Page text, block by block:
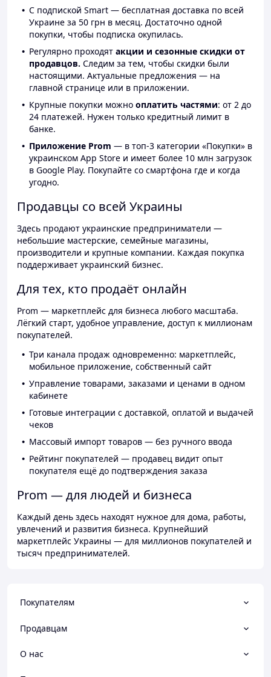
С подпиской Smart — бесплатная доставка по всей
Украине за 50 грн в месяц. Достаточно одной
покупки, чтобы подписка окупилась.
Регулярно проходят акции и сезонные скидки от
продавцов. Следим за тем, чтобы скидки были
настоящими. Актуальные предложения — на
главной странице или в приложении.
Крупные покупки можно оплатить частями: от 2 до
24 платежей. Нужен только кредитный лимит в
банке.
Приложение Prom — в топ-3 категории «Покупки» в
украинском App Store и имеет более 10 млн загрузок
в Google Play. Покупайте со смартфона где и когда
угодно.
Продавцы со всей Украины
Здесь продают украинские предприниматели —
небольшие мастерские, семейные магазины,
производители и крупные компании. Каждая покупка
поддерживает украинский бизнес.
Для тех, кто продаёт онлайн
Prom — маркетплейс для бизнеса любого масштаба.
Лёгкий старт, удобное управление, доступ к миллионам
покупателей.
Три канала продаж одновременно: маркетплейс,
мобильное приложение, собственный сайт
Управление товарами, заказами и ценами в одном
кабинете
Готовые интеграции с доставкой, оплатой и выдачей
чеков
Массовый импорт товаров — без ручного ввода
Рейтинг покупателей — продавец видит опыт
покупателя ещё до подтверждения заказа
Prom — для людей и бизнеса
Каждый день здесь находят нужное для дома, работы,
увлечений и развития бизнеса. Крупнейший
маркетплейс Украины — для миллионов покупателей и
тысяч предпринимателей.
Покупателям
Продавцам
О нас